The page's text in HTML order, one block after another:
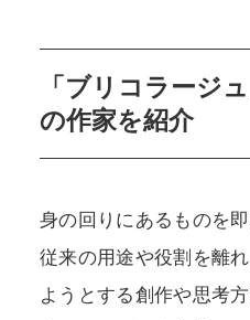
「ブリコラージ
の作家を紹介
身の回りにあるものを
従来の用途や役割を離
ようとする創作や思考